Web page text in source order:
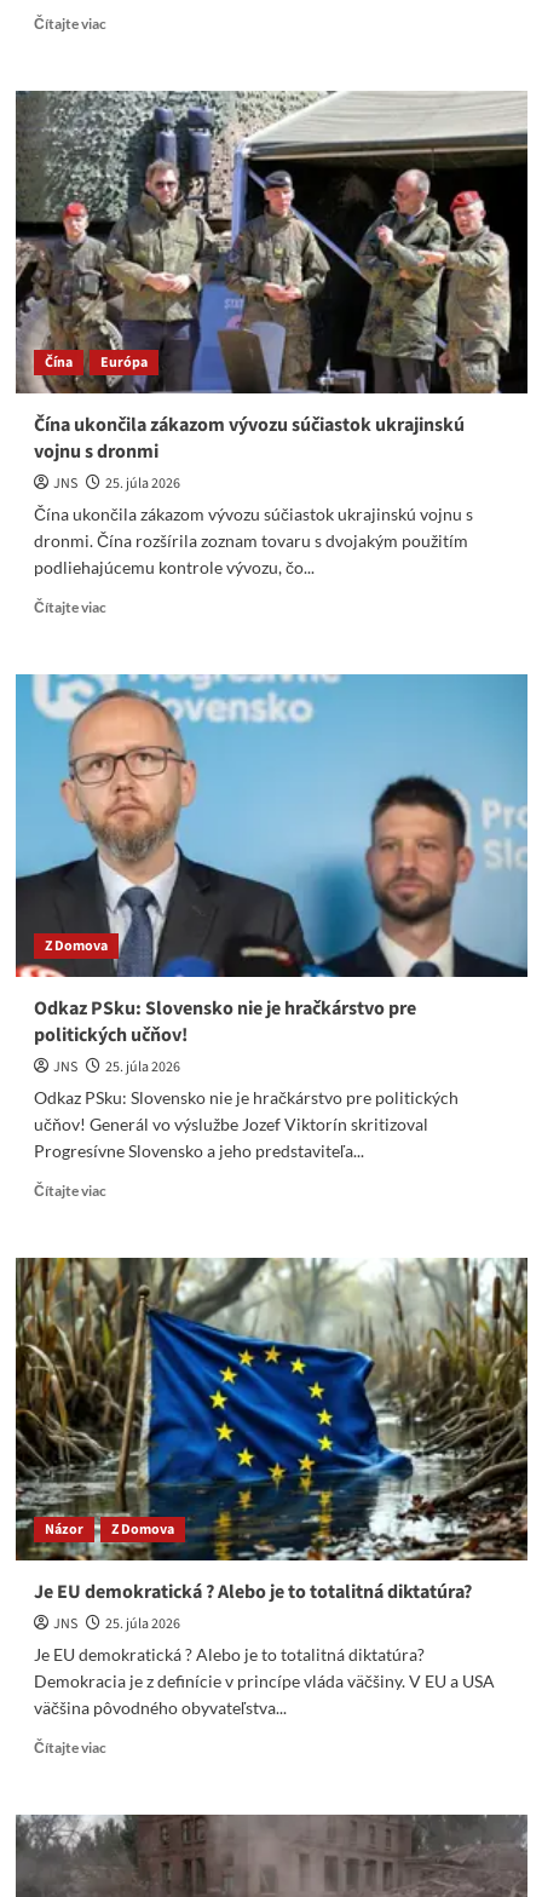
Čítajte viacRead
Matovičové
verejné
ponižovanie
voličov
oponenta
nie
je
politická
komunikácia.
Čína Európa
Čína ukončila zákazom vývozu súčiastok ukrajinskú
vojnu s dronmi
JNS
25. júla 2026
Čína ukončila zákazom vývozu súčiastok ukrajinskú vojnu s
dronmi. Čína rozšírila zoznam tovaru s dvojakým použitím
podliehajúcemu kontrole vývozu, čo...
Čítajte viacRead
Čína
ukončila
zákazom
vývozu
súčiastok
ukrajinskú
vojnu
s
dronmi
Z Domova
Odkaz PSku: Slovensko nie je hračkárstvo pre
politických učňov!
JNS
25. júla 2026
Odkaz PSku: Slovensko nie je hračkárstvo pre politických
učňov! Generál vo výslužbe Jozef Viktorín skritizoval
Progresívne Slovensko a jeho predstaviteľa...
Čítajte viacRead
Odkaz
PSku:
Slovensko
nie
je
hračkárstvo
pre
politických
učňov!
Názor Z Domova
Je EU demokratická ? Alebo je to totalitná diktatúra?
JNS
25. júla 2026
Je EU demokratická ? Alebo je to totalitná diktatúra?
Demokracia je z definície v princípe vláda väčšiny. V EU a USA
väčšina pôvodného obyvateľstva...
Čítajte viacRead
Je
EU
demokratická